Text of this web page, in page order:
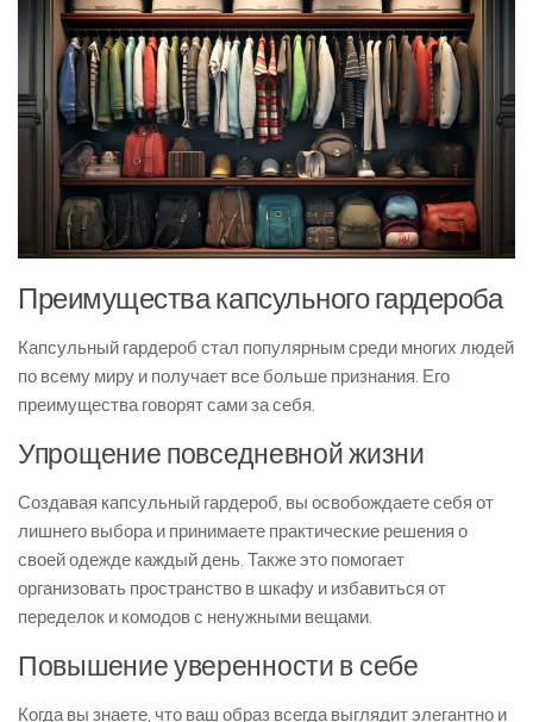
Преимущества капсульного гардероба
Капсульный гардероб стал популярным среди многих людей
по всему миру и получает все больше признания. Его
преимущества говорят сами за себя.
Упрощение повседневной жизни
Создавая капсульный гардероб, вы освобождаете себя от
лишнего выбора и принимаете практические решения о
своей одежде каждый день. Также это помогает
организовать пространство в шкафу и избавиться от
переделок и комодов с ненужными вещами.
Повышение уверенности в себе
Когда вы знаете, что ваш образ всегда выглядит элегантно и